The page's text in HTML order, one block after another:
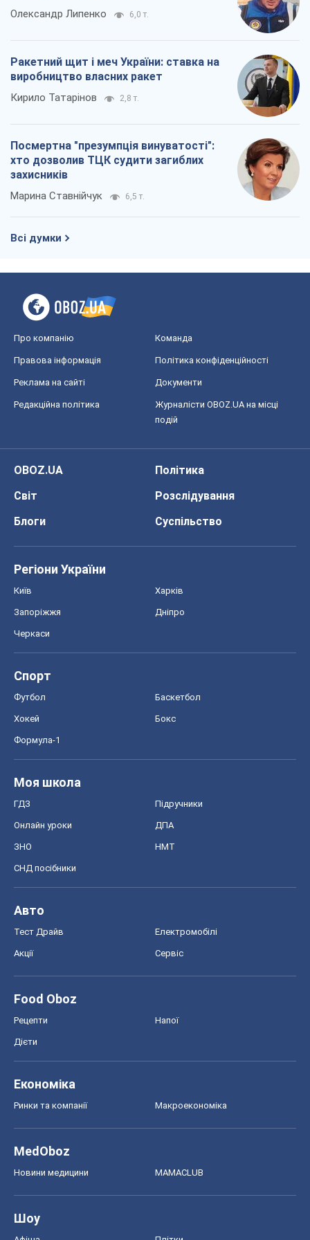
Олександр Липенко 6,0 т.
Ракетний щит і меч України: ставка на
виробництво власних ракет
Кирило Татарінов 2,8 т.
Посмертна "презумпція винуватості":
хто дозволив ТЦК судити загиблих
захисників
Марина Ставнійчук 6,5 т.
Всі думки
Про компанію Команда
Правова інформація Політика конфіденційності
Реклама на сайті Документи
Редакційна політика
Журналісти OBOZ.UA на місці
подій
OBOZ.UA
Політика
Світ
Розслідування
Блоги
Суспільство
Регіони України
Київ Харків
Запоріжжя Дніпро
Черкаси
Спорт
Футбол Баскетбол
Хокей Бокс
Формула-1
Моя школа
ГДЗ Підручники
Онлайн уроки ДПА
ЗНО НМТ
СНД посібники
Авто
Тест Драйв Електромобілі
Акції Сервіс
Food Oboz
Рецепти Напої
Дієти
Економіка
Ринки та компанії Макроекономіка
MedOboz
Новини медицини MAMACLUB
Шоу